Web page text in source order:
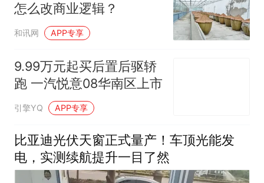
怎么改商业逻辑？
和讯网 APP专享
9.99万元起买后置后驱轿
跑 一汽悦意08华南区上市
引擎YQ APP专享
比亚迪光伏天窗正式量产！车顶光能发
电，实测续航提升一目了然